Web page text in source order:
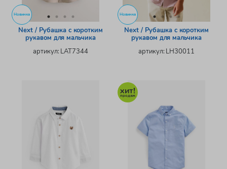
Новинка
Next / Рубашка с коротким
рукавом для мальчика
артикул: LAT7344
Новинка
Next / Рубашка с коротким
рукавом для мальчика
артикул: LH30011